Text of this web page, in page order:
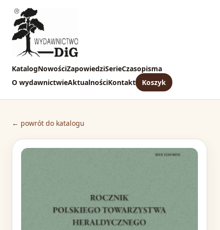
KatalogNowościZapowiedziSerieCzasopisma
O wydawnictwieAktualnościKontakt Koszyk
← powrót do katalogu